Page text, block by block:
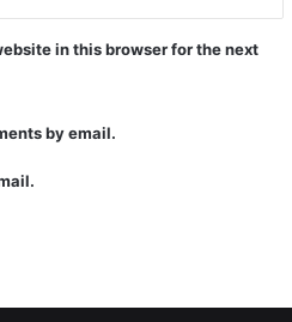
in this browser for the next
by email.